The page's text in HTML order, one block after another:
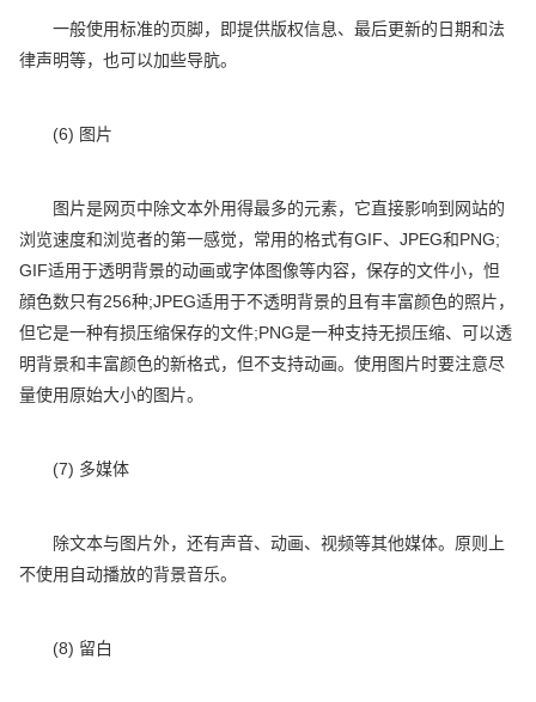
一般使用标准的页脚，即提供版权信息、最后更新的日期和法
律声明等，也可以加些导肮。
(6) 图片
图片是网页中除文本外用得最多的元素，它直接影响到网站的
浏览速度和浏览者的第一感觉，常用的格式有GIF、JPEG和PNG;
GIF适用于透明背景的动画或字体图像等内容，保存的文件小，怛
顔色数只有256种;JPEG适用于不透明背景的且有丰富颜色的照片，
但它是一种有损压缩保存的文件;PNG是一种支持无损压缩、可以透
明背景和丰富颜色的新格式，但不支持动画。使用图片时要注意尽
量使用原始大小的图片。
(7) 多媒体
除文本与图片外，还有声音、动画、视频等其他媒体。原则上
不使用自动播放的背景音乐。
(8) 留白